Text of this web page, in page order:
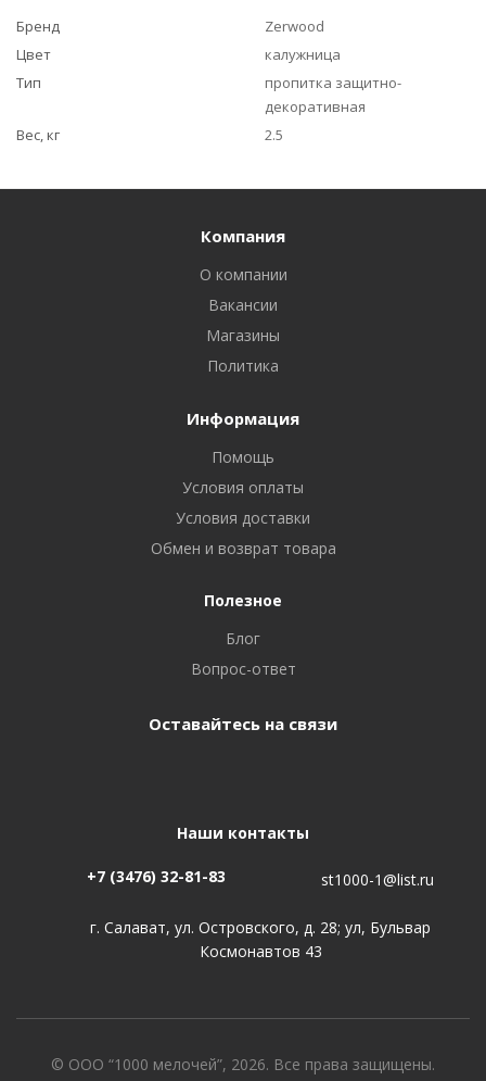
Бренд
Zerwood
Цвет
калужница
Тип
пропитка защитно-
декоративная
Вес, кг
2.5
Компания
О компании
Вакансии
Магазины
Политика
Информация
Помощь
Условия оплаты
Условия доставки
Обмен и возврат товара
Полезное
Блог
Вопрос-ответ
Оставайтесь на связи
Наши контакты
+7 (3476) 32-81-83 st1000-1@list.ru
г. Салават, ул. Островского, д. 28; ул, Бульвар
Космонавтов 43
© ООО “1000 мелочей”, 2026. Все права защищены.